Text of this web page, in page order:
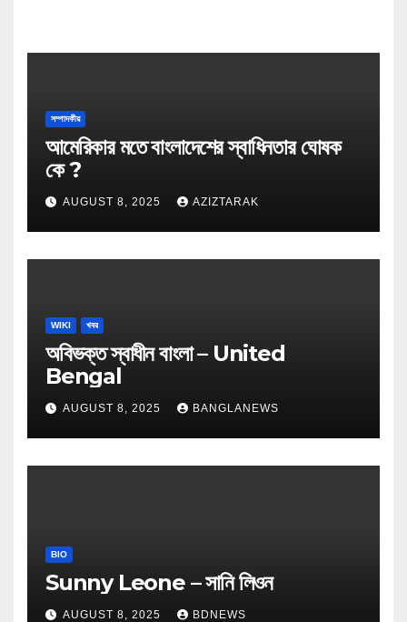
সম্পাদকীয়
আমেরিকার মতে বাংলাদেশের স্বাধিনতার ঘোষক
কে ?
AUGUST 8, 2025 AZIZTARAK
WIKI খবর
অবিভক্ত স্বাধীন বাংলা – United
Bengal
AUGUST 8, 2025 BANGLANEWS
BIO
Sunny Leone – সানি লিওন
AUGUST 8, 2025 BDNEWS